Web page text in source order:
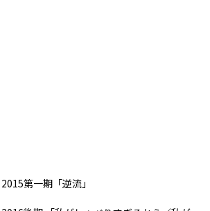
第一期「逆流」